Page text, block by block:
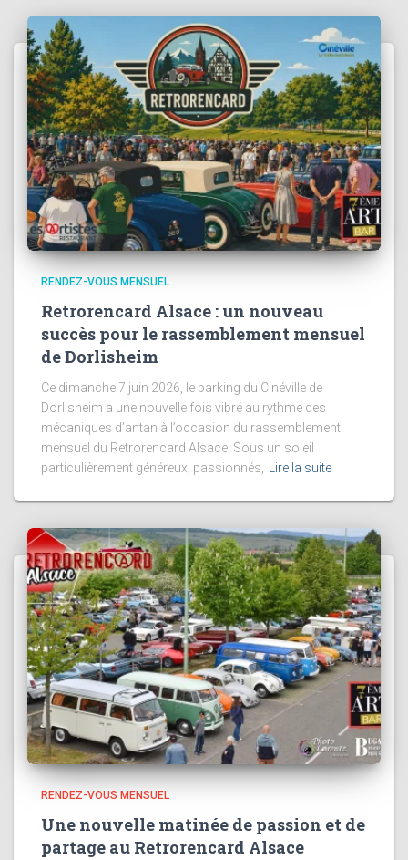
RENDEZ-VOUS MENSUEL
Retrorencard Alsace : un nouveau
succès pour le rassemblement mensuel
de Dorlisheim
Ce dimanche 7 juin 2026, le parking du Cinéville de
Dorlisheim a une nouvelle fois vibré au rythme des
mécaniques d’antan à l’occasion du rassemblement
mensuel du Retrorencard Alsace. Sous un soleil
particulièrement généreux, passionnés, Lire la suite
RENDEZ-VOUS MENSUEL
Une nouvelle matinée de passion et de
partage au Retrorencard Alsace